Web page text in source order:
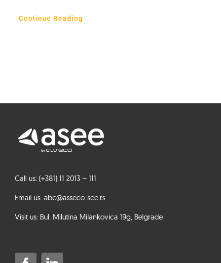
Continue Reading
Call us: (+381) 11 2013 – 111
Email us: abc@asseco-see.rs
Visit us: Bul. Milutina Milankovica 19g, Belgrade